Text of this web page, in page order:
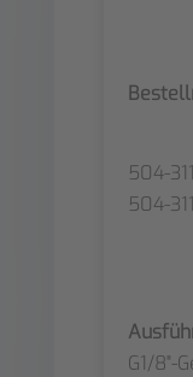
504-
504-
G1/8"-